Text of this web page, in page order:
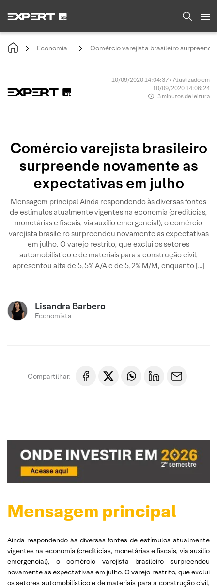
Economia Comércio varejista brasileiro
10/09/2020 14:04:37 • Atualizado em
10/09/2020 14:06:24
3 minutos de leitura
Comércio varejista brasileiro
surpreende novamente as
expectativas em julho
Mensagem principal Ainda respondendo às diversas fontes
de estímulos atualmente vigentes na economia (creditícias,
monetárias e fiscais, via auxílio emergencial), o comércio
varejista brasileiro surpreendeu novamente as expectativas
em julho. O varejo restrito, que exclui os setores
automobilístico e de materiais para a construção civil,
apresentou alta de 5,5% A/A e de 5,2% M/M, enquanto […]
Lisandra Barbero
Economista
Compartilhar:
Mensagem principal
Ainda respondendo às diversas fontes de estímulos atualmente
vigentes na economia (creditícias, monetárias e fiscais, via auxílio
emergencial), o comércio varejista brasileiro surpreendeu
novamente as expectativas em julho. O varejo restrito, que exclui
os setores automobilístico e de materiais para a construção civil,